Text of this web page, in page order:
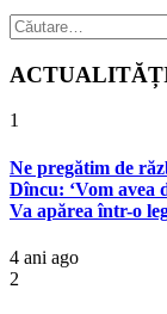
Caută
după:
1
Ne pregătim de
Dîncu: ‘Vom
Va apărea într-o
4 ani ago
2